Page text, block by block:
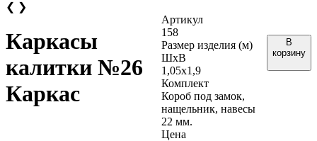
❮ ❯
Каркасы
калитки №26
Каркас
Артикул
158
Размер изделия (м)
ШхВ
1,05х1,9
Комплект
Короб под замок,
нащельник, навесы
22 мм.
Цена
В
корзину